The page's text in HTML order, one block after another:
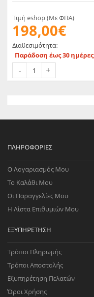
Τιμή eshop (Με ΦΠΑ)
198,00€
Διαθεσιμότητα:
Παράδοση έως 30 ημέρες
ΠΛΗΡΟΦΟΡΊΕΣ
Ο Λογαριασμός Μου
Το Καλάθι Μου
Οι Παραγγελίες Μου
Η Λίστα Επιθυμιών Μου
ΕΞΥΠΗΡΈΤΗΣΗ
Τρόποι Πληρωμής
Τρόποι Αποστολής
Εξυπηρέτηση Πελατών
Όροι Χρήσης